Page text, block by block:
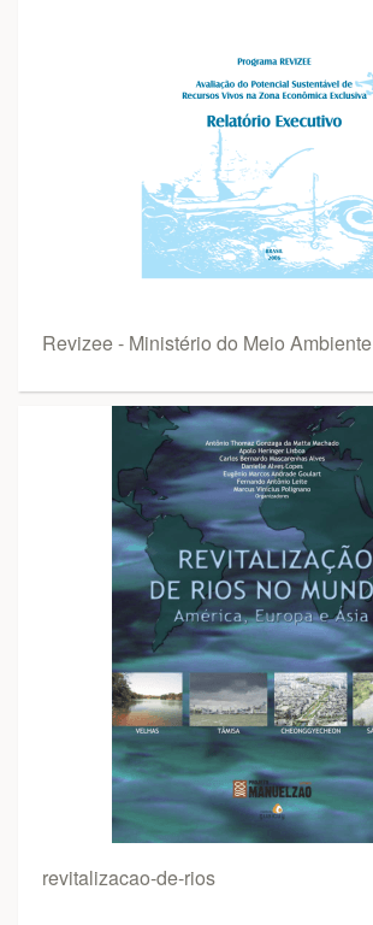
Revizee - Ministério do Meio Ambiente
revitalizacao-de-rios